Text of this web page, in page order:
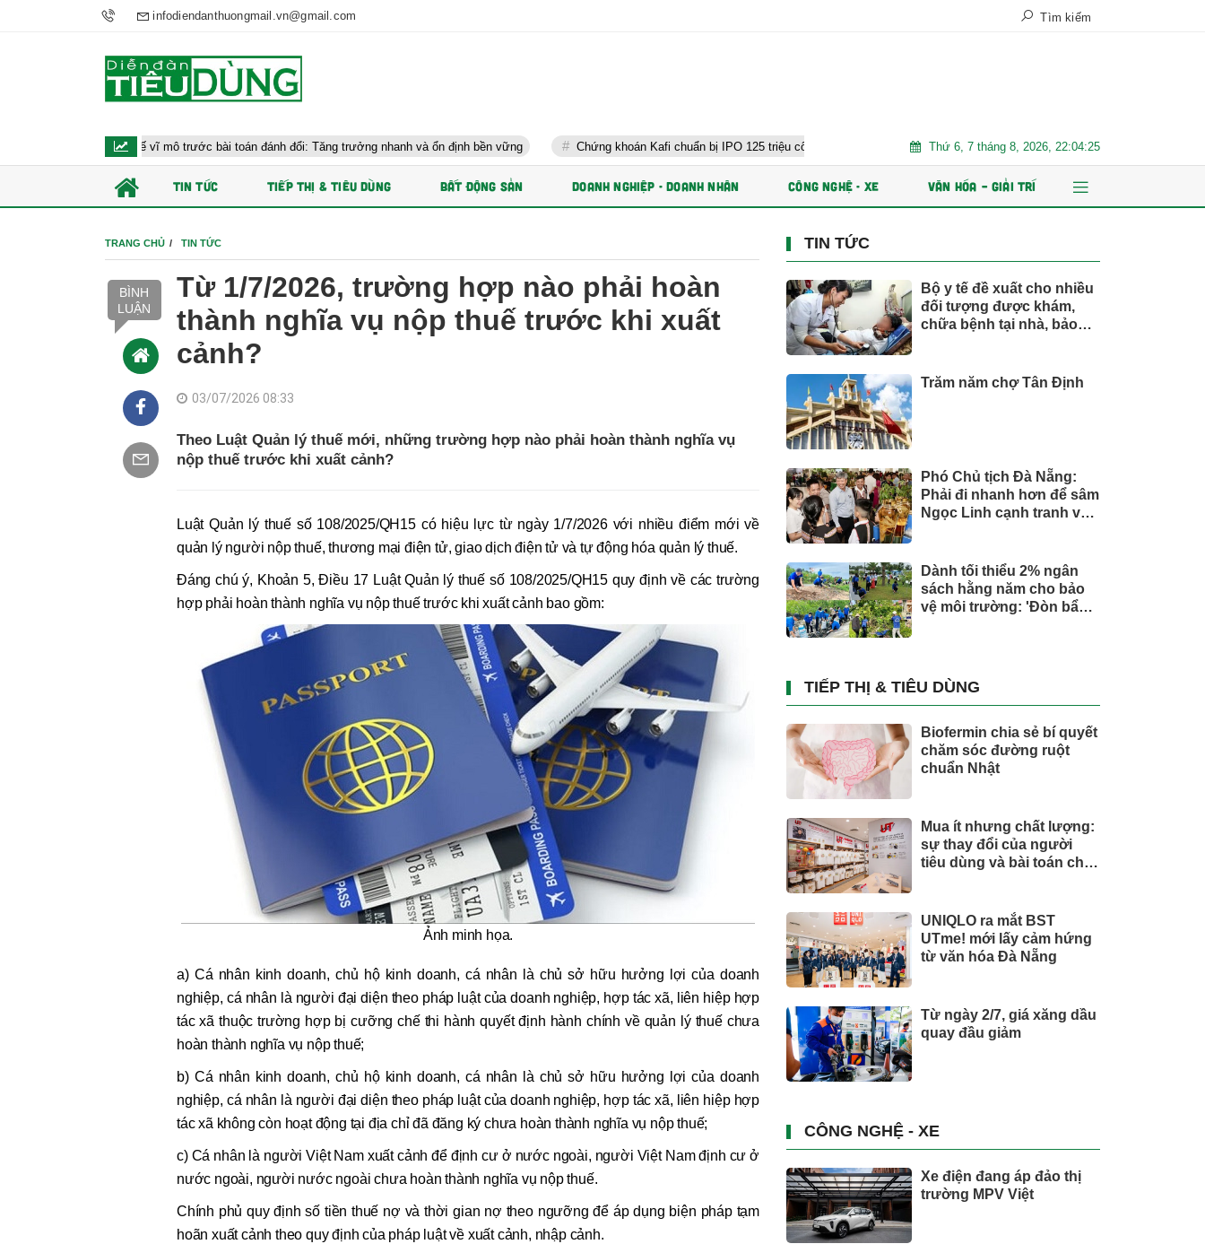
infodiendanthuongmail.vn@gmail.com Tìm kiếm
kinh tế vĩ mô trước bài toán đánh đổi: Tăng trưởng nhanh và ổn định bền vững Chứng khoán Kafi chuẩn bị IPO 125 triệu cổ phiếu và phát hành ESOP Xe điện đang áp đảo thị trường MPV Việt
Thứ 6, 7 tháng 8, 2026, 22:04:26
TIN TỨC TIẾP THỊ & TIÊU DÙNG BẤT ĐỘNG SẢN DOANH NGHIỆP - DOANH NHÂN CÔNG NGHỆ - XE VĂN HÓA – GIẢI TRÍ
TRANG CHỦ TIN TỨC
BÌNH
LUẬN
Từ 1/7/2026, trường hợp nào phải hoàn
thành nghĩa vụ nộp thuế trước khi xuất
cảnh?
03/07/2026 08:33
Theo Luật Quản lý thuế mới, những trường hợp nào phải hoàn thành nghĩa vụ
nộp thuế trước khi xuất cảnh?
Luật Quản lý thuế số 108/2025/QH15 có hiệu lực từ ngày 1/7/2026 với nhiều điểm mới về
quản lý người nộp thuế, thương mại điện tử, giao dịch điện tử và tự động hóa quản lý thuế.
Đáng chú ý, Khoản 5, Điều 17 Luật Quản lý thuế số 108/2025/QH15 quy định về các trường
hợp phải hoàn thành nghĩa vụ nộp thuế trước khi xuất cảnh bao gồm:
Ảnh minh họa.
a) Cá nhân kinh doanh, chủ hộ kinh doanh, cá nhân là chủ sở hữu hưởng lợi của doanh
nghiệp, cá nhân là người đại diện theo pháp luật của doanh nghiệp, hợp tác xã, liên hiệp hợp
tác xã thuộc trường hợp bị cưỡng chế thi hành quyết định hành chính về quản lý thuế chưa
hoàn thành nghĩa vụ nộp thuế;
b) Cá nhân kinh doanh, chủ hộ kinh doanh, cá nhân là chủ sở hữu hưởng lợi của doanh
nghiệp, cá nhân là người đại diện theo pháp luật của doanh nghiệp, hợp tác xã, liên hiệp hợp
tác xã không còn hoạt động tại địa chỉ đã đăng ký chưa hoàn thành nghĩa vụ nộp thuế;
c) Cá nhân là người Việt Nam xuất cảnh để định cư ở nước ngoài, người Việt Nam định cư ở
nước ngoài, người nước ngoài chưa hoàn thành nghĩa vụ nộp thuế.
Chính phủ quy định số tiền thuế nợ và thời gian nợ theo ngưỡng để áp dụng biện pháp tạm
hoãn xuất cảnh theo quy định của pháp luật về xuất cảnh, nhập cảnh.
TIN TỨC
Bộ y tế đề xuất cho nhiều
đối tượng được khám,
chữa bệnh tại nhà, bảo
Trăm năm chợ Tân Định
Phó Chủ tịch Đà Nẵng:
Phải đi nhanh hơn để sâm
Ngọc Linh cạnh tranh với
Dành tối thiểu 2% ngân
sách hằng năm cho bảo
vệ môi trường: 'Đòn bẩy'
TIẾP THỊ & TIÊU DÙNG
Biofermin chia sẻ bí quyết
chăm sóc đường ruột
chuẩn Nhật
Mua ít nhưng chất lượng:
sự thay đổi của người
tiêu dùng và bài toán cho
UNIQLO ra mắt BST
UTme! mới lấy cảm hứng
từ văn hóa Đà Nẵng
Từ ngày 2/7, giá xăng dầu
quay đầu giảm
CÔNG NGHỆ - XE
Xe điện đang áp đảo thị
trường MPV Việt